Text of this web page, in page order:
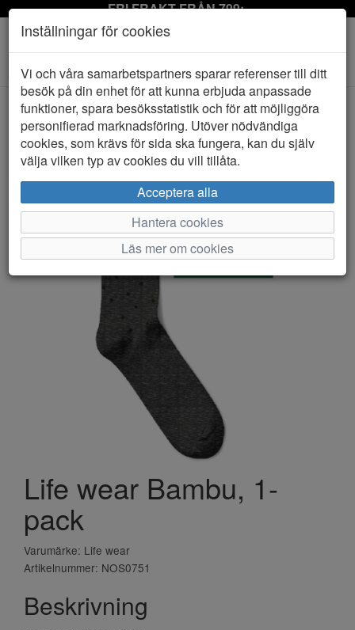
FRI FRAKT FRÅN 799:-
Toggle
navigation
HEM LIFE WEAR
Life wear Bambu, 1-
pack
Varumärke: Life wear
Artikelnummer: NOS0751
Beskrivning
Inställningar för cookies
Vi och våra samarbetspartners sparar referenser till ditt
besök på din enhet för att kunna erbjuda anpassade
funktioner, spara besöksstatistik och för att möjliggöra
personifierad marknadsföring. Utöver nödvändiga
cookies, som krävs för sida ska fungera, kan du själv
välja vilken typ av cookies du vill tillåta.
Acceptera alla
Hantera cookies
Läs mer om cookies